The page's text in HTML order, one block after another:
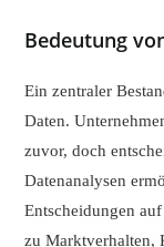
Bedeutung
Ein zentraler
Daten.
zuvor, doch
Datenanalysen
Entscheidungen
zu Marktverhalten,